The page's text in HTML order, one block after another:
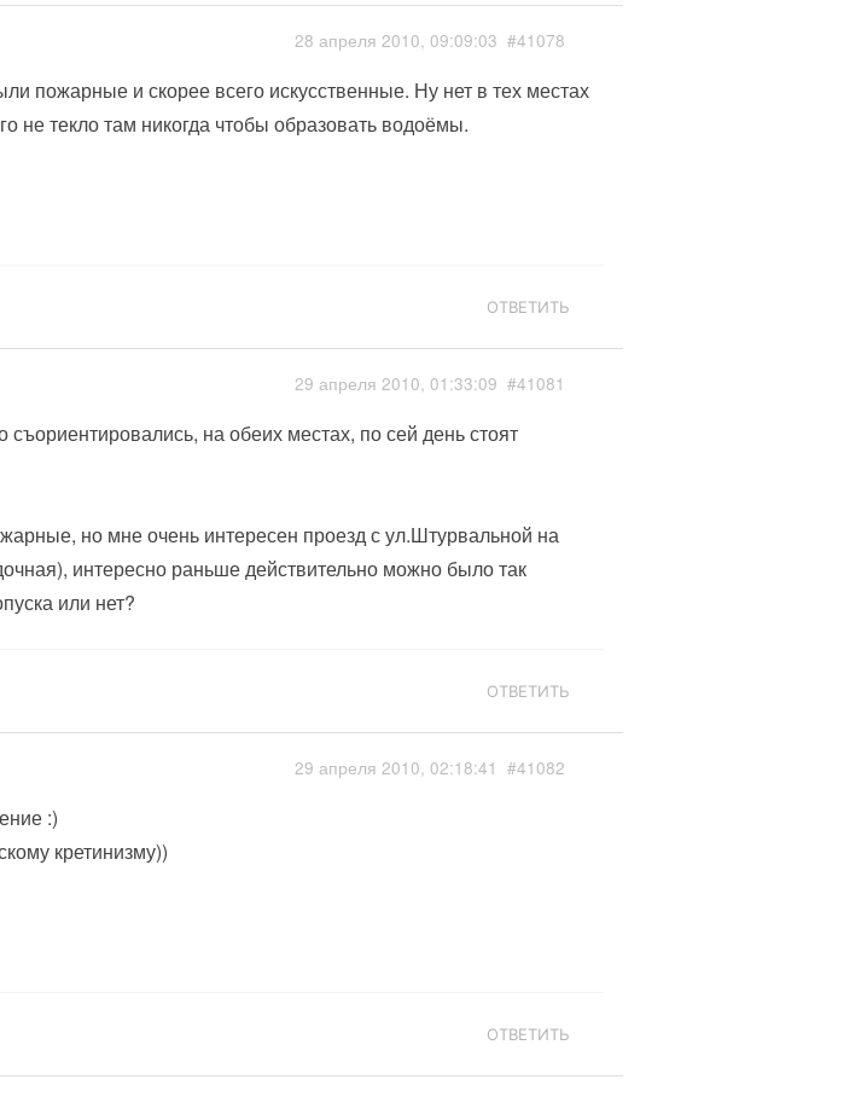
28 апреля 2010, 09:09:03 #41078
пожарные и скорее всего искусственные. Ну нет в тех местах
не текло там никогда чтобы образовать водоёмы.
ОТВЕТИТЬ
29 апреля 2010, 01:33:09 #41081
съориентировались, на обеих местах, по сей день стоят
но мне очень интересен проезд с ул.Штурвальной на
интересно раньше действительно можно было так
или нет?
ОТВЕТИТЬ
29 апреля 2010, 02:18:41 #41082
:)
кретинизму))
ОТВЕТИТЬ